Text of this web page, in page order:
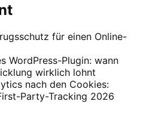
für einen Online-
WordPress-Plugin: wann
wirklich lohnt
nach den Cookies:
Party-Tracking 2026